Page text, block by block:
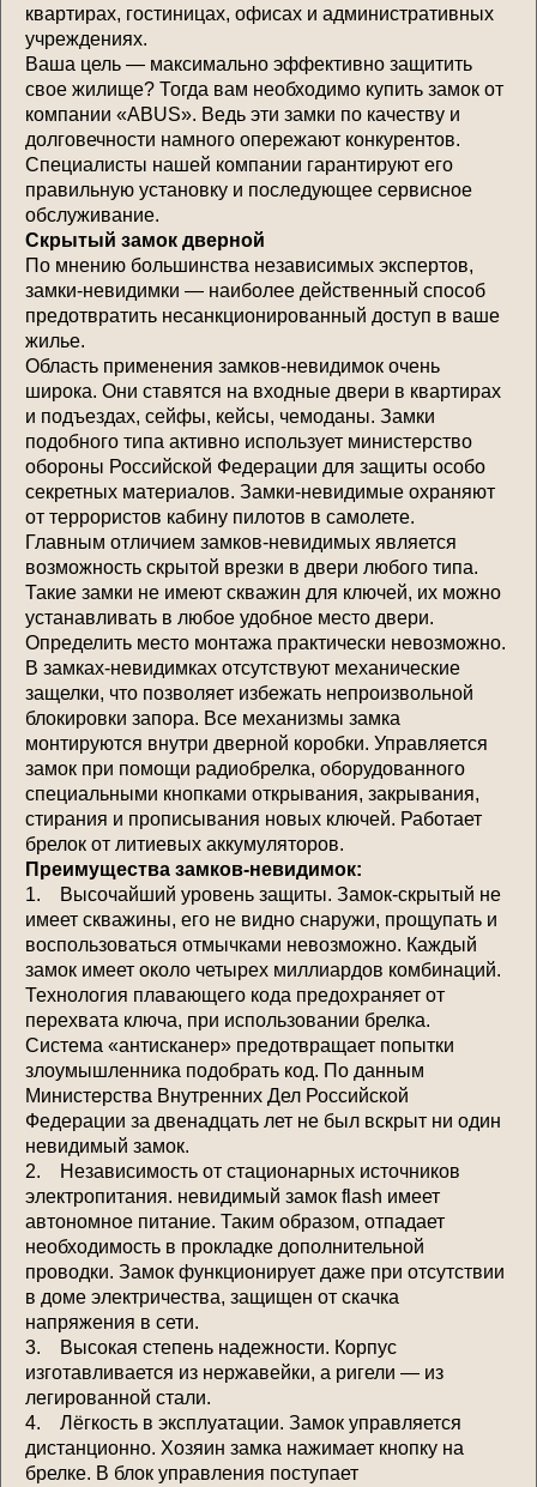
квартирах, гостиницах, офисах и административных
учреждениях.
Ваша цель — максимально эффективно защитить
свое жилище? Тогда вам необходимо купить замок от
компании «ABUS». Ведь эти замки по качеству и
долговечности намного опережают конкурентов.
Специалисты нашей компании гарантируют его
правильную установку и последующее сервисное
обслуживание.
Скрытый замок дверной
По мнению большинства независимых экспертов,
замки-невидимки — наиболее действенный способ
предотвратить несанкционированный доступ в ваше
жилье.
Область применения замков-невидимок очень
широка. Они ставятся на входные двери в квартирах
и подъездах, сейфы, кейсы, чемоданы. Замки
подобного типа активно использует министерство
обороны Российской Федерации для защиты особо
секретных материалов. Замки-невидимые охраняют
от террористов кабину пилотов в самолете.
Главным отличием замков-невидимых является
возможность скрытой врезки в двери любого типа.
Такие замки не имеют скважин для ключей, их можно
устанавливать в любое удобное место двери.
Определить место монтажа практически невозможно.
В замках-невидимках отсутствуют механические
защелки, что позволяет избежать непроизвольной
блокировки запора. Все механизмы замка
монтируются внутри дверной коробки. Управляется
замок при помощи радиобрелка, оборудованного
специальными кнопками открывания, закрывания,
стирания и прописывания новых ключей. Работает
брелок от литиевых аккумуляторов.
Преимущества замков-невидимок:
1. Высочайший уровень защиты. Замок-скрытый не
имеет скважины, его не видно снаружи, прощупать и
воспользоваться отмычками невозможно. Каждый
замок имеет около четырех миллиардов комбинаций.
Технология плавающего кода предохраняет от
перехвата ключа, при использовании брелка.
Система «антисканер» предотвращает попытки
злоумышленника подобрать код. По данным
Министерства Внутренних Дел Российской
Федерации за двенадцать лет не был вскрыт ни один
невидимый замок.
2. Независимость от стационарных источников
электропитания. невидимый замок flash имеет
автономное питание. Таким образом, отпадает
необходимость в прокладке дополнительной
проводки. Замок функционирует даже при отсутствии
в доме электричества, защищен от скачка
напряжения в сети.
3. Высокая степень надежности. Корпус
изготавливается из нержавейки, а ригели — из
легированной стали.
4. Лёгкость в эксплуатации. Замок управляется
дистанционно. Хозяин замка нажимает кнопку на
брелке. В блок управления поступает